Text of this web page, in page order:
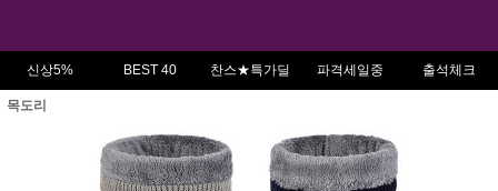
신상5% BEST 40 찬스★특가딜 파격세일중 출석체크
목도리